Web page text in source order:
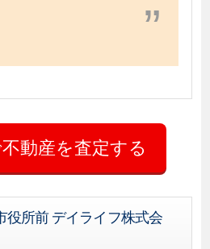
役所前 デイライフ株式会